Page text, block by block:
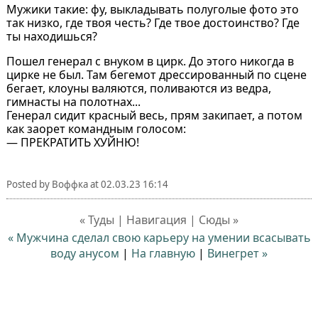
Мужики такие: фу, выкладывать полуголые фото это
так низко, где твоя честь? Где твое достоинство? Где
ты находишься?
Пошел генерал с внуком в цирк. До этого никогда в
цирке не был. Там бегемот дрессированный по сцене
бегает, клоуны валяются, поливаются из ведра,
гимнасты на полотнах...
Генерал сидит красный весь, прям закипает, а потом
как заорет командным голосом:
— ПРЕКРАТИТЬ ХУЙНЮ!
Posted by Воффкаat02.03.23 16:14
« Туды | Навигация | Сюды »
« Мужчина сделал свою карьеру на умении всасывать
воду анусом | На главную | Винегрет »